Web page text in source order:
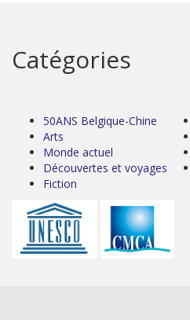
Catégories
50ANS Belgique-Chine
Arts
Monde actuel
Découvertes et voyages
Fiction